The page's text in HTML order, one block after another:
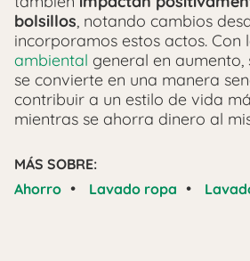
bolsillos, notando cambios
incorporamos estos actos. Con
ambiental general en aumento,
se convierte en una manera
contribuir a un estilo de vida
mientras se ahorra dinero al
MÁS SOBRE:
Ahorro • Lavado ropa •